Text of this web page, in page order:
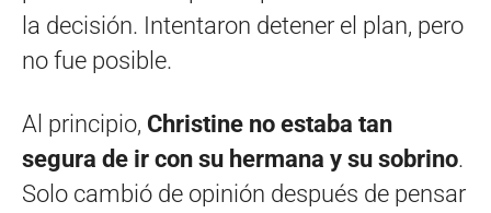
la decisión. Intentaron detener el plan, pero
no fue posible.
Al principio, Christine no estaba tan
segura de ir con su hermana y su sobrino.
Solo cambió de opinión después de pensar